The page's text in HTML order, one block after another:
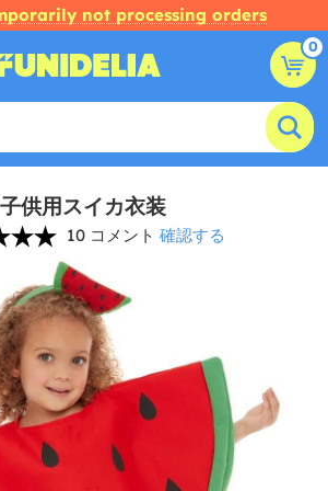
not processing orders
0
子供用スイカ衣装
10 コメント 確認する